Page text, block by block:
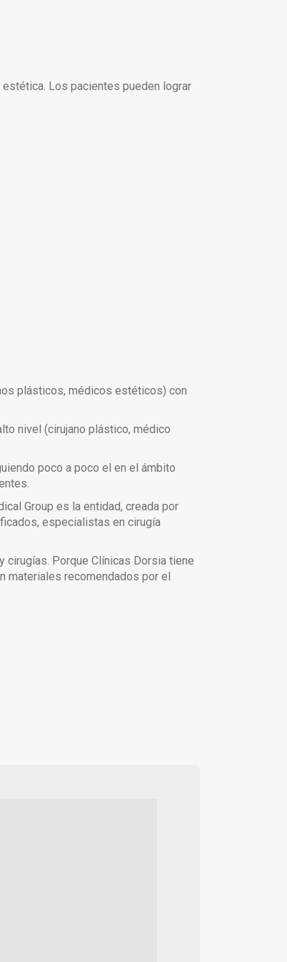
Los pacientes pueden lograr
plásticos, médicos estéticos) con
nivel (cirujano plástico, médico
poco a poco el en el ámbito
Group es la entidad, creada por
especialistas en cirugía
cirugías. Porque Clínicas Dorsia tiene
materiales recomendados por el